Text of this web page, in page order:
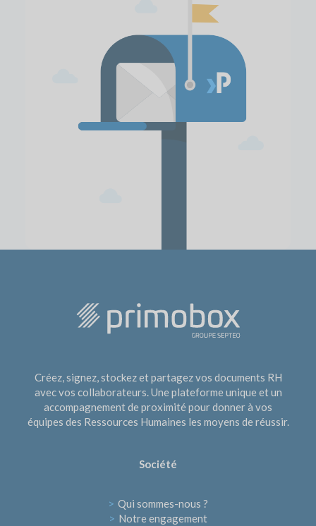
Créez, signez, stockez et partagez vos documents RH
avec vos collaborateurs. Une plateforme unique et un
accompagnement de proximité pour donner à vos
équipes des Ressources Humaines les moyens de réussir.
Société
> Qui sommes-nous ?
> Notre engagement